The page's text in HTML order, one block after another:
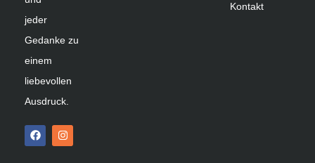
jeder
Gedanke zu
einem
liebevollen
Ausdruck.
Kontakt